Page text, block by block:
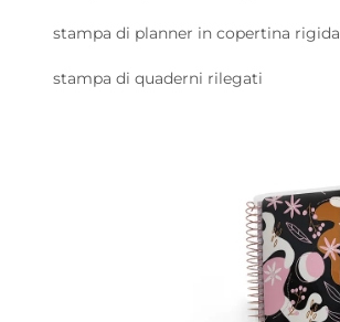
stampa di planner in copertina rigida
stampa di quaderni rilegati